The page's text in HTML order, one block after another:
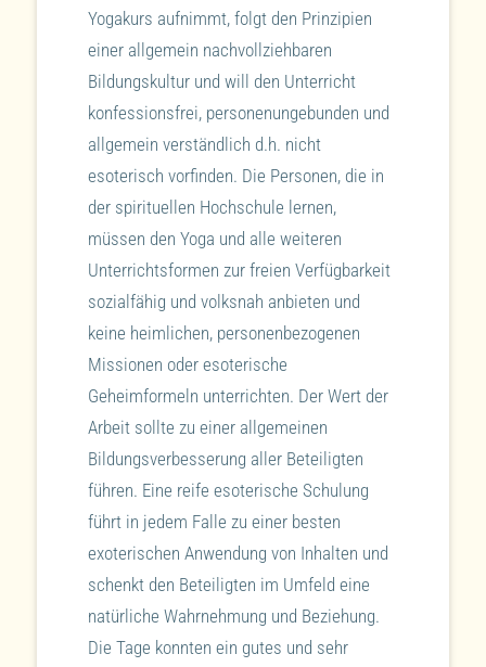
Yogakurs aufnimmt, folgt den Prinzipien
einer allgemein nachvollziehbaren
Bildungskultur und will den Unterricht
konfessionsfrei, personenungebunden und
allgemein verständlich d.h. nicht
esoterisch vorfinden. Die Personen, die in
der spirituellen Hochschule lernen,
müssen den Yoga und alle weiteren
Unterrichtsformen zur freien Verfügbarkeit
sozialfähig und volksnah anbieten und
keine heimlichen, personenbezogenen
Missionen oder esoterische
Geheimformeln unterrichten. Der Wert der
Arbeit sollte zu einer allgemeinen
Bildungsverbesserung aller Beteiligten
führen. Eine reife esoterische Schulung
führt in jedem Falle zu einer besten
exoterischen Anwendung von Inhalten und
schenkt den Beteiligten im Umfeld eine
natürliche Wahrnehmung und Beziehung.
Die Tage konnten ein gutes und sehr